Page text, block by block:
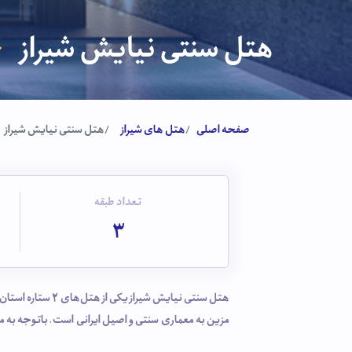
هتل سنتی نیایش شیراز
صفحه اصلی هتل های شیراز هتل سنتی نیایش شیراز
مزین به معماری سنتی و اصیل ایرانی است. باتوجه
ارگ کریمخانی و بازار وکیل امکان پذیر می‌باشد.
تعداد طبقه
3